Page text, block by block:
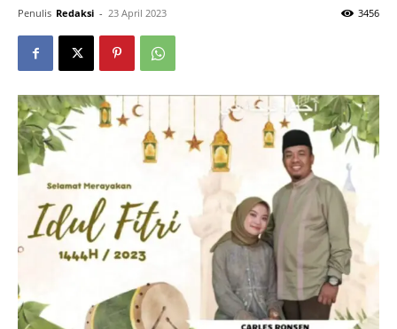
Penulis Redaksi - 23 April 2023 3456